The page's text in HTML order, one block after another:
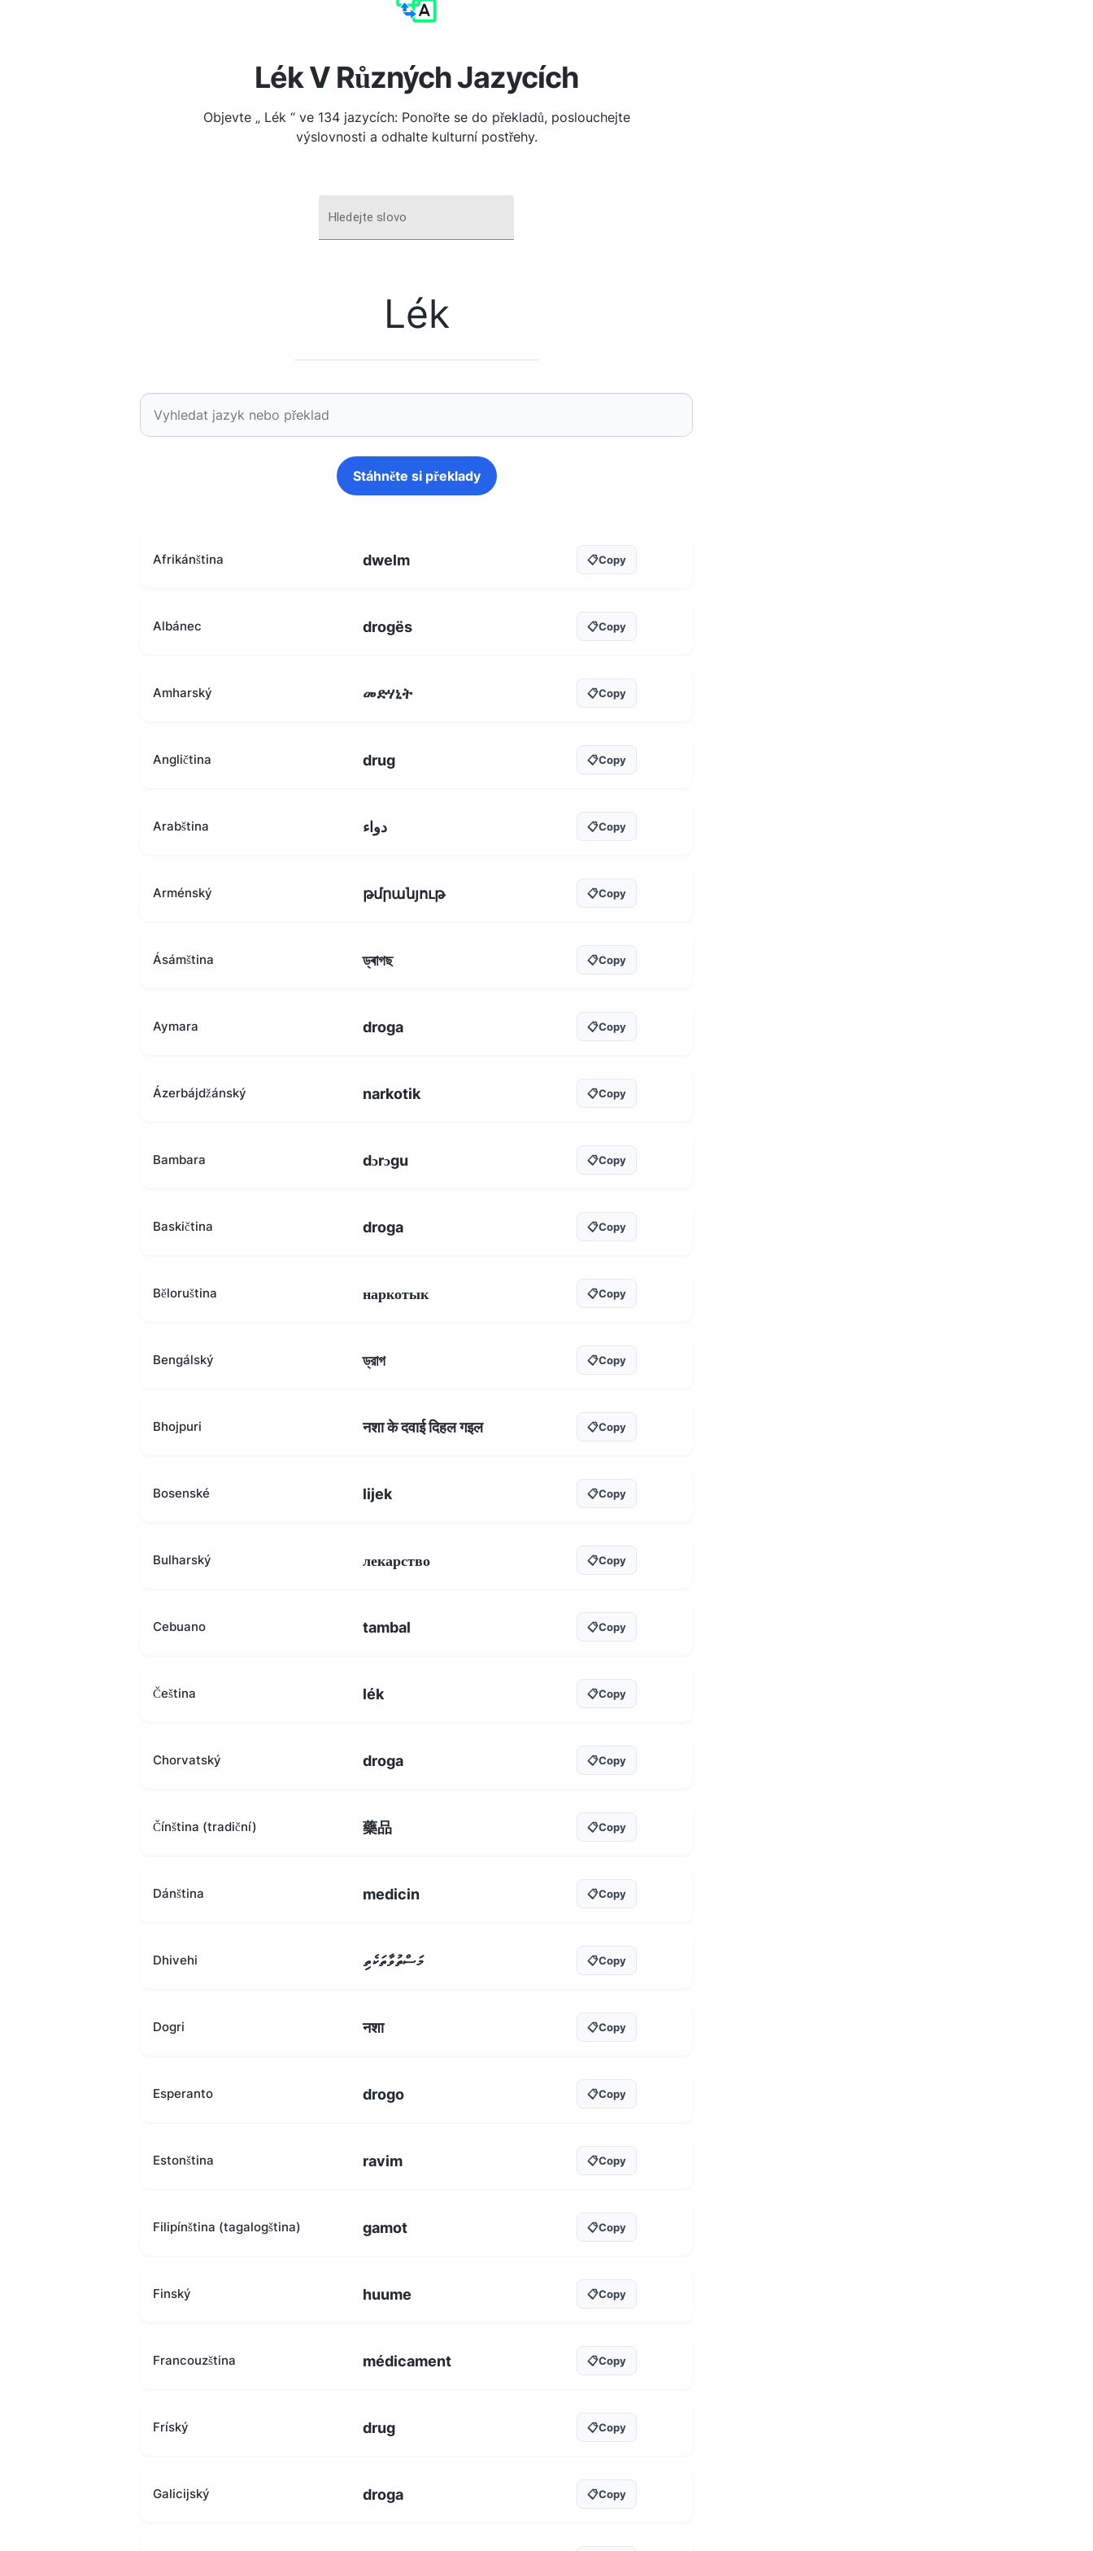
Lék V Různých Jazycích
Objevte „ Lék “ ve 134 jazycích: Ponořte se do překladů, poslouchejte
výslovnosti a odhalte kulturní postřehy.
Hledejte slovo
Lék
Stáhněte si překlady
Afrikánština dwelm 📋Copy
Albánec drogës 📋Copy
Amharský መድሃኒት 📋Copy
Angličtina drug 📋Copy
Arabština دواء 📋Copy
Arménský թմրանյութ 📋Copy
Ásámština ড্ৰাগছ 📋Copy
Aymara droga 📋Copy
Ázerbájdžánský narkotik 📋Copy
Bambara dɔrɔgu 📋Copy
Baskičtina droga 📋Copy
Běloruština наркотык 📋Copy
Bengálský ড্রাগ 📋Copy
Bhojpuri नशा के दवाई दिहल गइल 📋Copy
Bosenské lijek 📋Copy
Bulharský лекарство 📋Copy
Cebuano tambal 📋Copy
Čeština lék 📋Copy
Chorvatský droga 📋Copy
Čínština (tradiční) 藥品 📋Copy
Dánština medicin 📋Copy
Dhivehi މަސްތުވާތަކެތި 📋Copy
Dogri नशा 📋Copy
Esperanto drogo 📋Copy
Estonština ravim 📋Copy
Filipínština (tagalogština) gamot 📋Copy
Finský huume 📋Copy
Francouzština médicament 📋Copy
Fríský drug 📋Copy
Galicijský droga 📋Copy